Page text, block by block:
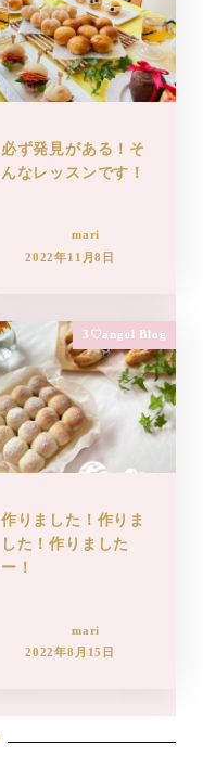
必ず発見がある！そ
んなレッスンです！
mari
2022年11月8日
3♡angel Blog
作りました！作りま
した！作りました
ー！
mari
2022年8月15日